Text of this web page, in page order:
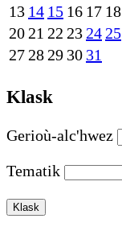
13 14 15 16 17 18
20 21 22 23 24 25
27 28 29 30 31
Klask
Gerioù-alc'hwez
Tematik